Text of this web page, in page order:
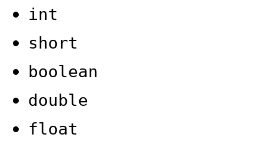
int
short
boolean
double
float